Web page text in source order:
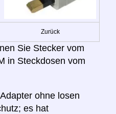
Zurück
Sie Stecker vom
in Steckdosen vom
ohne losen
es hat